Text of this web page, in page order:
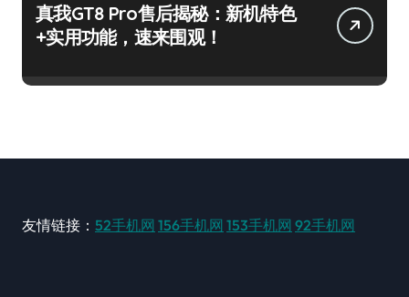
真我GT8 Pro售后揭秘：新机特色
+实用功能，速来围观！
友情链接： 52手机网 156手机网 153手机网 92手机网